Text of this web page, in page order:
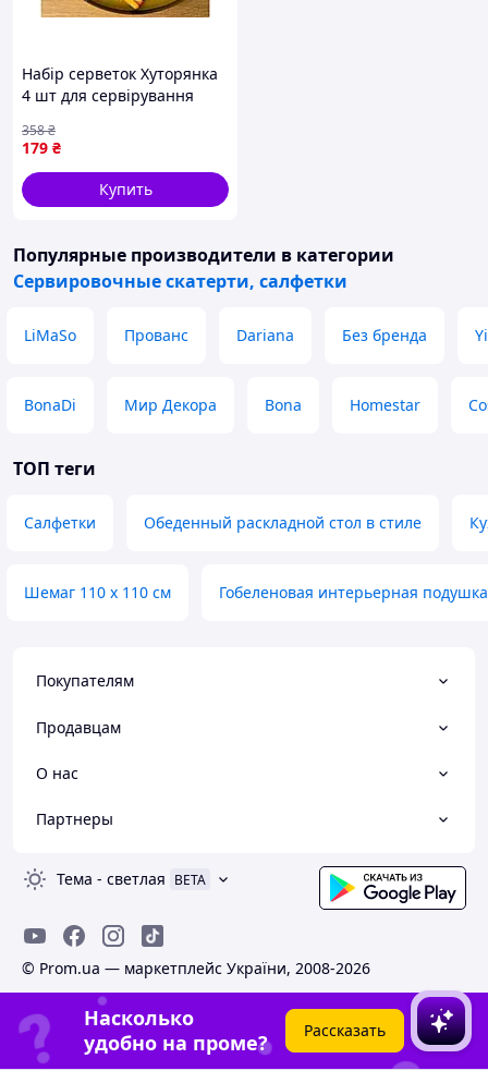
Набір серветок Хуторянка
4 шт для сервірування
рогожка для домашнього
використання
179 ₴
358₴
Купить
Популярные производители в категории
Сервировочные скатерти, салфетки
LiMaSo Прованс Dariana Без бренда
BonaDi Мир Декора Bona Homestar
ТОП теги
Салфетки Обеденный раскладной стол в стиле
Шемаг 110 х 110 см Гобеленовая интерьерная
Покупателям
Продавцам
О нас
Партнеры
Тема - светлая BETA
© Prom.ua — маркетплейс України, 2008-2026
Насколько
удобно на проме?
Рассказать